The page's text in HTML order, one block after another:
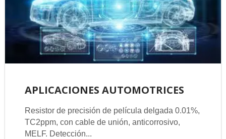
APLICACIONES AUTOMOTRICES
Resistor de precisión de película delgada 0.01%,
TC2ppm, con cable de unión, anticorrosivo,
MELF. Detección...